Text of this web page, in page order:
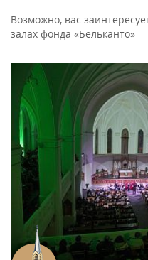
Возможно, вас
залах фонда «Бельканто»